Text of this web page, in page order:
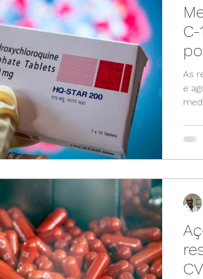
As
e agora